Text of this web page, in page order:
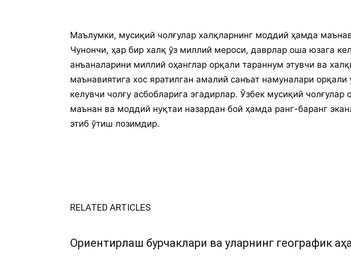
Маълумки, мусиқий чолғулар халқларнинг моддий ҳамда
Чунончи, ҳар бир халқ ўз миллий мероси, даврлар оша юзага
анъаналарини миллий оҳанглар орқали тараннум этувчи ва
маънавиятига хос яратилган амалий санъат намуналари орқали
келувчи чолғу асбобларига эгадирлар. Ўзбек мусиқий чолғулар
маънан ва моддий нуқтаи назардан бой ҳамда ранг-баранг
этиб ўтиш лозимдир.
RELATED ARTICLES
Ориентирлаш бурчаклари ва уларнинг географик